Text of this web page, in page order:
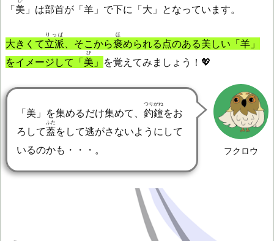
「美 」は部首が「羊」で下に「大」となっています。
大きくて立派
りっぱ
、そこから褒
ほ
められる点のある美しい「羊」
をイメージして「美
び
」 を覚えてみましょう！💖
フクロウ
「美」を集めるだけ集めて、 釣鐘
つりがね
をお
ろして蓋
ふた
をして逃がさないようにして
いるのかも・・・。